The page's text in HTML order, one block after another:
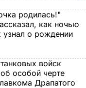
родилась!"
как ночью
узнал о рождении
войск
особой черте
Драпатого